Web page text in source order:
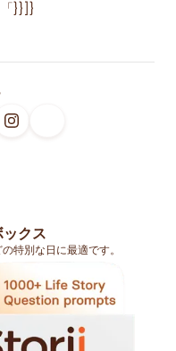
「}}]}
クス
特別な日に最適です。